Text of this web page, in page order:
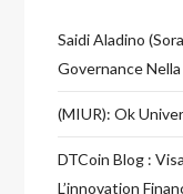
Saidi Aladino
Governance
(MIUR): Ok
DTCoin Blog :
L’innovation